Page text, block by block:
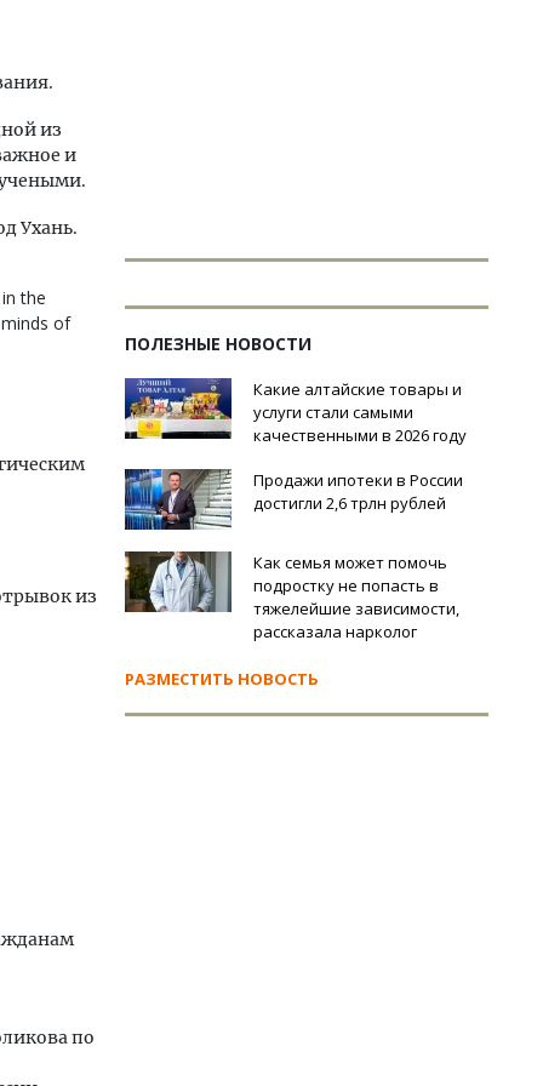
из
и
Ухань.
the
of
из
по
ПОЛЕЗНЫЕ НОВОСТИ
Какие алтайские товары и
услуги стали самыми
качественными в 2026 году
Продажи ипотеки в России
достигли 2,6 трлн рублей
Как семья может помочь
подростку не попасть в
тяжелейшие зависимости,
рассказала нарколог
РАЗМЕСТИТЬ НОВОСТЬ